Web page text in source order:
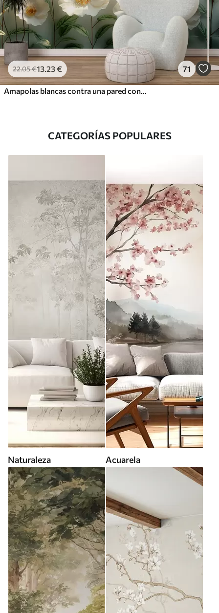
22.05€13 .23€ 71
CATEGORÍAS POPULARES
Naturaleza Acuarela